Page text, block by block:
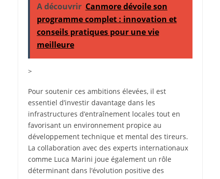
A découvrir Canmore dévoile son
programme complet : innovation et
conseils pratiques pour une vie
meilleure
>
Pour soutenir ces ambitions élevées, il est
essentiel d’investir davantage dans les
infrastructures d’entraînement locales tout en
favorisant un environnement propice au
développement technique et mental des tireurs.
La collaboration avec des experts internationaux
comme Luca Marini joue également un rôle
déterminant dans l’évolution positive des